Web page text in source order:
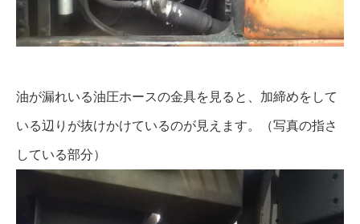
油が漏れいる油圧ホースの金具を見ると、加締めをして
いる辺りが抜けかけているのが見えます。（写真の指さ
している部分）